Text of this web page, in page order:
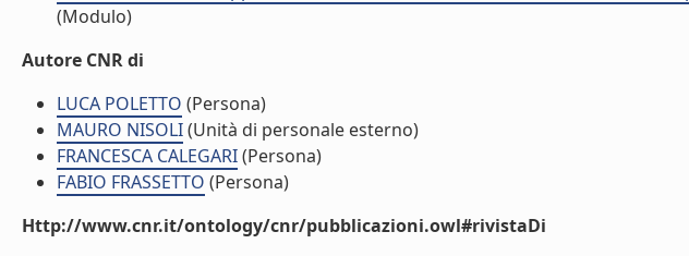
(Modulo)
Autore CNR di
LUCA POLETTO (Persona)
MAURO NISOLI(Unità di personale esterno)
FRANCESCA CALEGARI(Persona)
FABIO FRASSETTO (Persona)
Http://www.cnr.it/ontology/cnr/pubblicazioni.owl#rivistaDi